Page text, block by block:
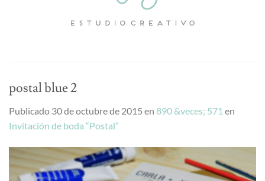
postal blue 2
Publicado 30 de octubre de 2015 en 890 &veces; 571 en
Invitación de boda “Postal”